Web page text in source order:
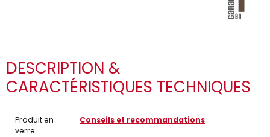
DESCRIPTION &
CARACTÉRISTIQUES TECHNIQUES
Produit en
verre
Conseils et recommandations